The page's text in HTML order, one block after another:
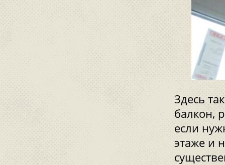
Здесь
балкон,
если
этаже и